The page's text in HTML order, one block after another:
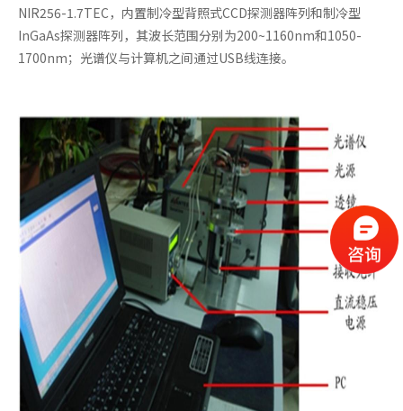
NIR256-1.7TEC，内置制冷型背照式CCD探测器阵列和制冷型
InGaAs探测器阵列，其波长范围分别为200~1160nm和1050-
1700nm；光谱仪与计算机之间通过USB线连接。